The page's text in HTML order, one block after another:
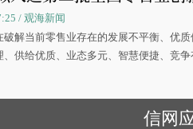
/ 观海新闻
破解当前零售业存在的发展不平衡、优
、供给优质、业态多元、智慧便捷、竞争
信网